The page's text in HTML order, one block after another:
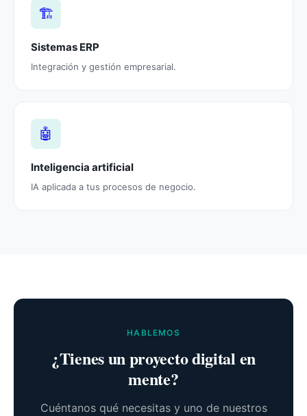
🏗️
Sistemas ERP
Integración y gestión empresarial.
🤖
Inteligencia artificial
IA aplicada a tus procesos de negocio.
HABLEMOS
¿Tienes un proyecto digital en
mente?
Cuéntanos qué necesitas y uno de nuestros